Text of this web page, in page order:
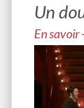
Un
En savoir